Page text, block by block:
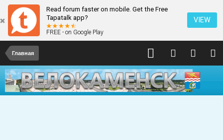
Read forum faster on mobile. Get the Free
Tapatalk app?
FREE - on Google Play
VIEW
Главная